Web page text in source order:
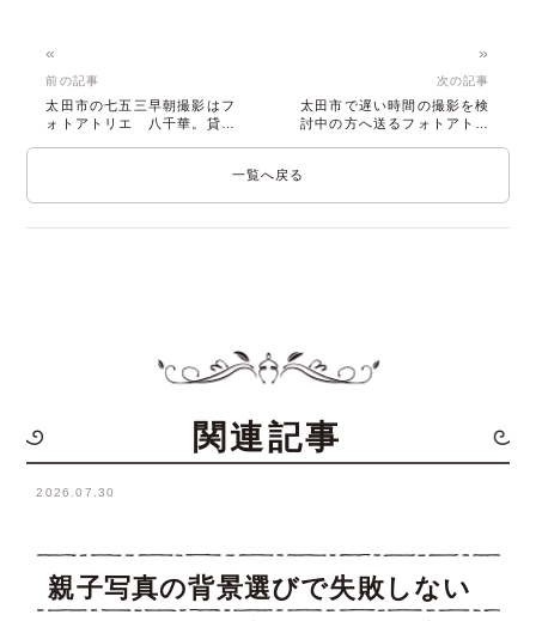
«
前の記事
太田市の七五三早朝撮影はフ
ォトアトリエ 八千華。貸切
一覧へ戻る
»
次の記事
太田市で遅い時間の撮影を検
討中の方へ送るフォトアトリ
関連記事
2026.07.30
親子写真の背景選びで失敗しない